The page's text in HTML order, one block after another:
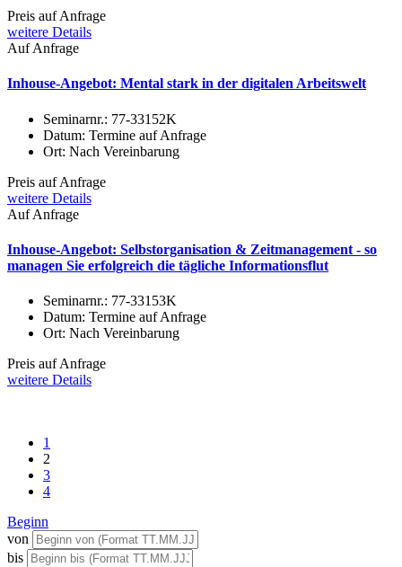
Preis auf Anfrage
weitere Details
Auf Anfrage
Inhouse-Angebot: Mental stark in der digitalen Arbeitswelt
Seminarnr.: 77-33152K
Datum: Termine auf Anfrage
Ort: Nach Vereinbarung
Preis auf Anfrage
weitere Details
Auf Anfrage
Inhouse-Angebot: Selbstorganisation & Zeitmanagement - so
managen Sie erfolgreich die tägliche Informationsflut
Seminarnr.: 77-33153K
Datum: Termine auf Anfrage
Ort: Nach Vereinbarung
Preis auf Anfrage
weitere Details
1
2
3
4
Beginn
von
bis